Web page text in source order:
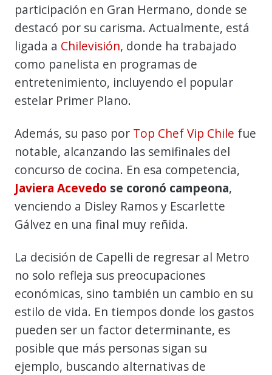
participación en Gran Hermano, donde se
destacó por su carisma. Actualmente, está
ligada a Chilevisión, donde ha trabajado
como panelista en programas de
entretenimiento, incluyendo el popular
estelar Primer Plano.
Además, su paso por Top Chef Vip Chile fue
notable, alcanzando las semifinales del
concurso de cocina. En esa competencia,
Javiera Acevedo se coronó campeona,
venciendo a Disley Ramos y Escarlette
Gálvez en una final muy reñida.
La decisión de Capelli de regresar al Metro
no solo refleja sus preocupaciones
económicas, sino también un cambio en su
estilo de vida. En tiempos donde los gastos
pueden ser un factor determinante, es
posible que más personas sigan su
ejemplo, buscando alternativas de